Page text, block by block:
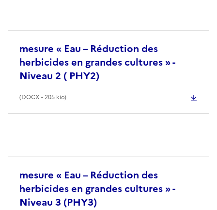
mesure « Eau – Réduction des
herbicides en grandes cultures » -
Niveau 2 ( PHY2)
(DOCX - 205 kio)
mesure « Eau – Réduction des
herbicides en grandes cultures » -
Niveau 3 (PHY3)